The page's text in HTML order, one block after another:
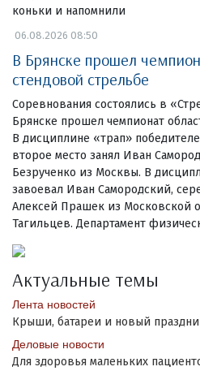
коньки и напомнили
06.08.2026 08:50
В Брянске прошел
стендовой стрельбе
Соревнования состоялись в
Брянске прошел чемпионат
В дисциплине «трап»
второе место занял Иван
Безрученко из Москвы. В
завоевал Иван Самородский,
Алексей Прашек из Московской
Тагильцев. Департамент
Актуальные темы
Лента новостей
Крыши, батареи и новый
Деловые новости
Для здоровья маленьких